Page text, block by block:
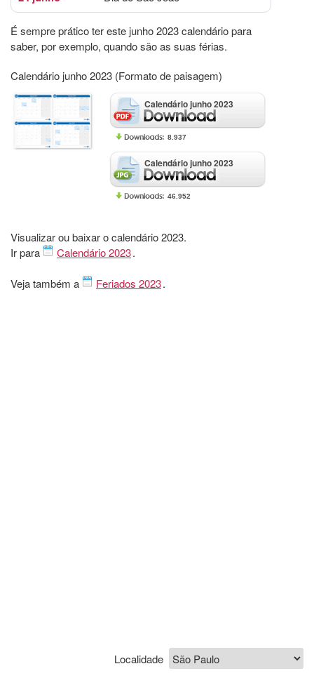
É sempre prático ter este junho 2023 calendário para
saber, por exemplo, quando são as suas férias.
Calendário junho 2023 (Formato de paisagem)
Calendário junho 2023
8.937
Calendário junho 2023
46.952
Visualizar ou baixar o calendário 2023.
Ir para
Calendário 2023.
Veja também a Feriados 2023.
Localidade